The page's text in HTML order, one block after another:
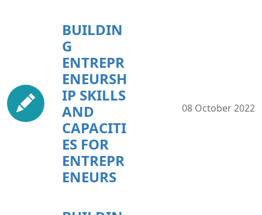
BUILDIN
G
ENTREPR
ENEURSH
IP SKILLS
AND
CAPACITI
ES FOR
ENTREPR
ENEURS
08 October 2022